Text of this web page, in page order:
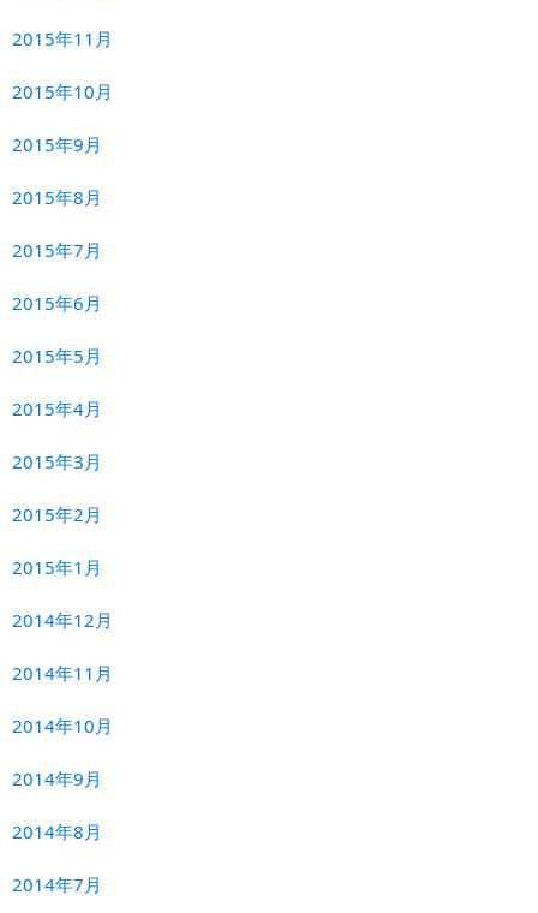
2015年11月
2015年10月
2015年9月
2015年8月
2015年7月
2015年6月
2015年5月
2015年4月
2015年3月
2015年2月
2015年1月
2014年12月
2014年11月
2014年10月
2014年9月
2014年8月
2014年7月